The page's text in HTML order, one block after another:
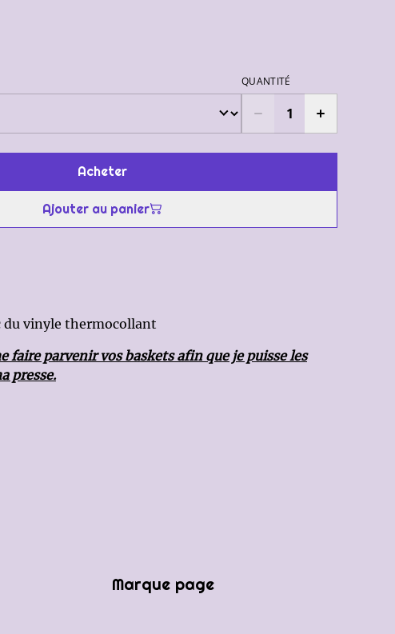
QUANTITÉ
Acheter
Ajouter au panier
du vinyle thermocollant
faire parvenir vos baskets afin que je puisse les
presse.
Marque page